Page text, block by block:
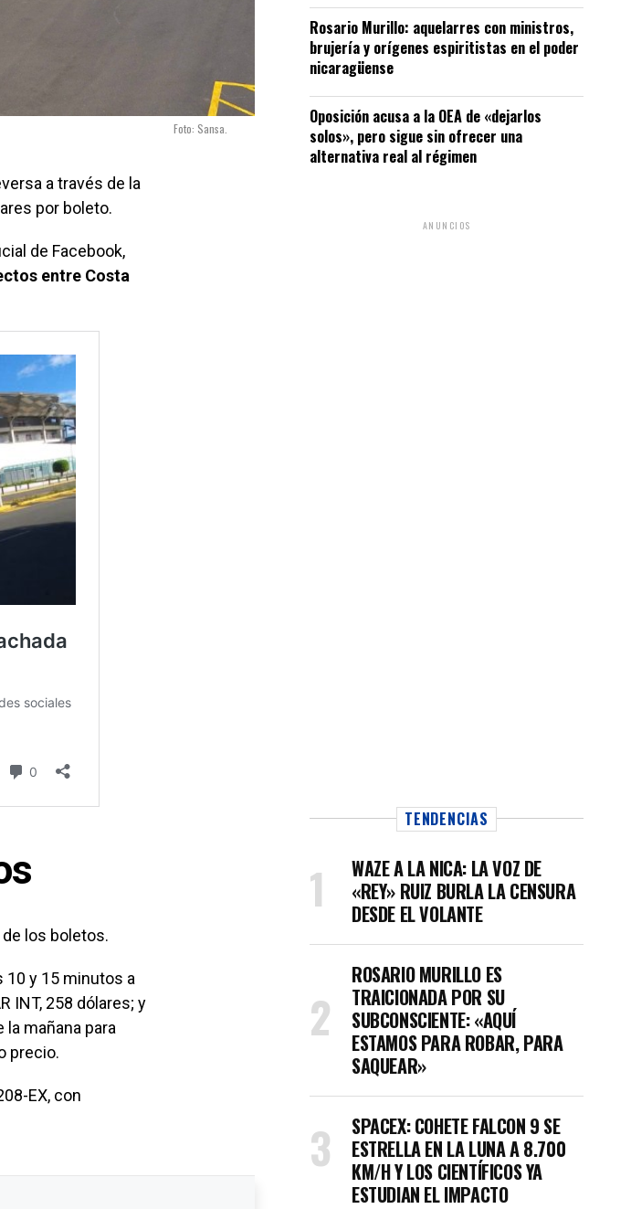
Foto: Sansa.
a través de la
por boleto.
de Facebook,
entre Costa
los boletos.
10 y 15 minutos a
INT, 258 dólares; y
la mañana para
precio.
EX, con
Rosario Murillo: aquelarres con ministros,
brujería y orígenes espiritistas en el poder
nicaragüense
Oposición acusa a la OEA de «dejarlos
solos», pero sigue sin ofrecer una
alternativa real al régimen
ANUNCIOS
TENDENCIAS
WAZE A LA NICA: LA VOZ DE
«REY» RUIZ BURLA LA CENSURA
DESDE EL VOLANTE
ROSARIO MURILLO ES
TRAICIONADA POR SU
SUBCONSCIENTE: «AQUÍ
ESTAMOS PARA ROBAR, PARA
SAQUEAR»
SPACEX: COHETE FALCON 9 SE
ESTRELLA EN LA LUNA A 8.700
KM/H Y LOS CIENTÍFICOS YA
ESTUDIAN EL IMPACTO